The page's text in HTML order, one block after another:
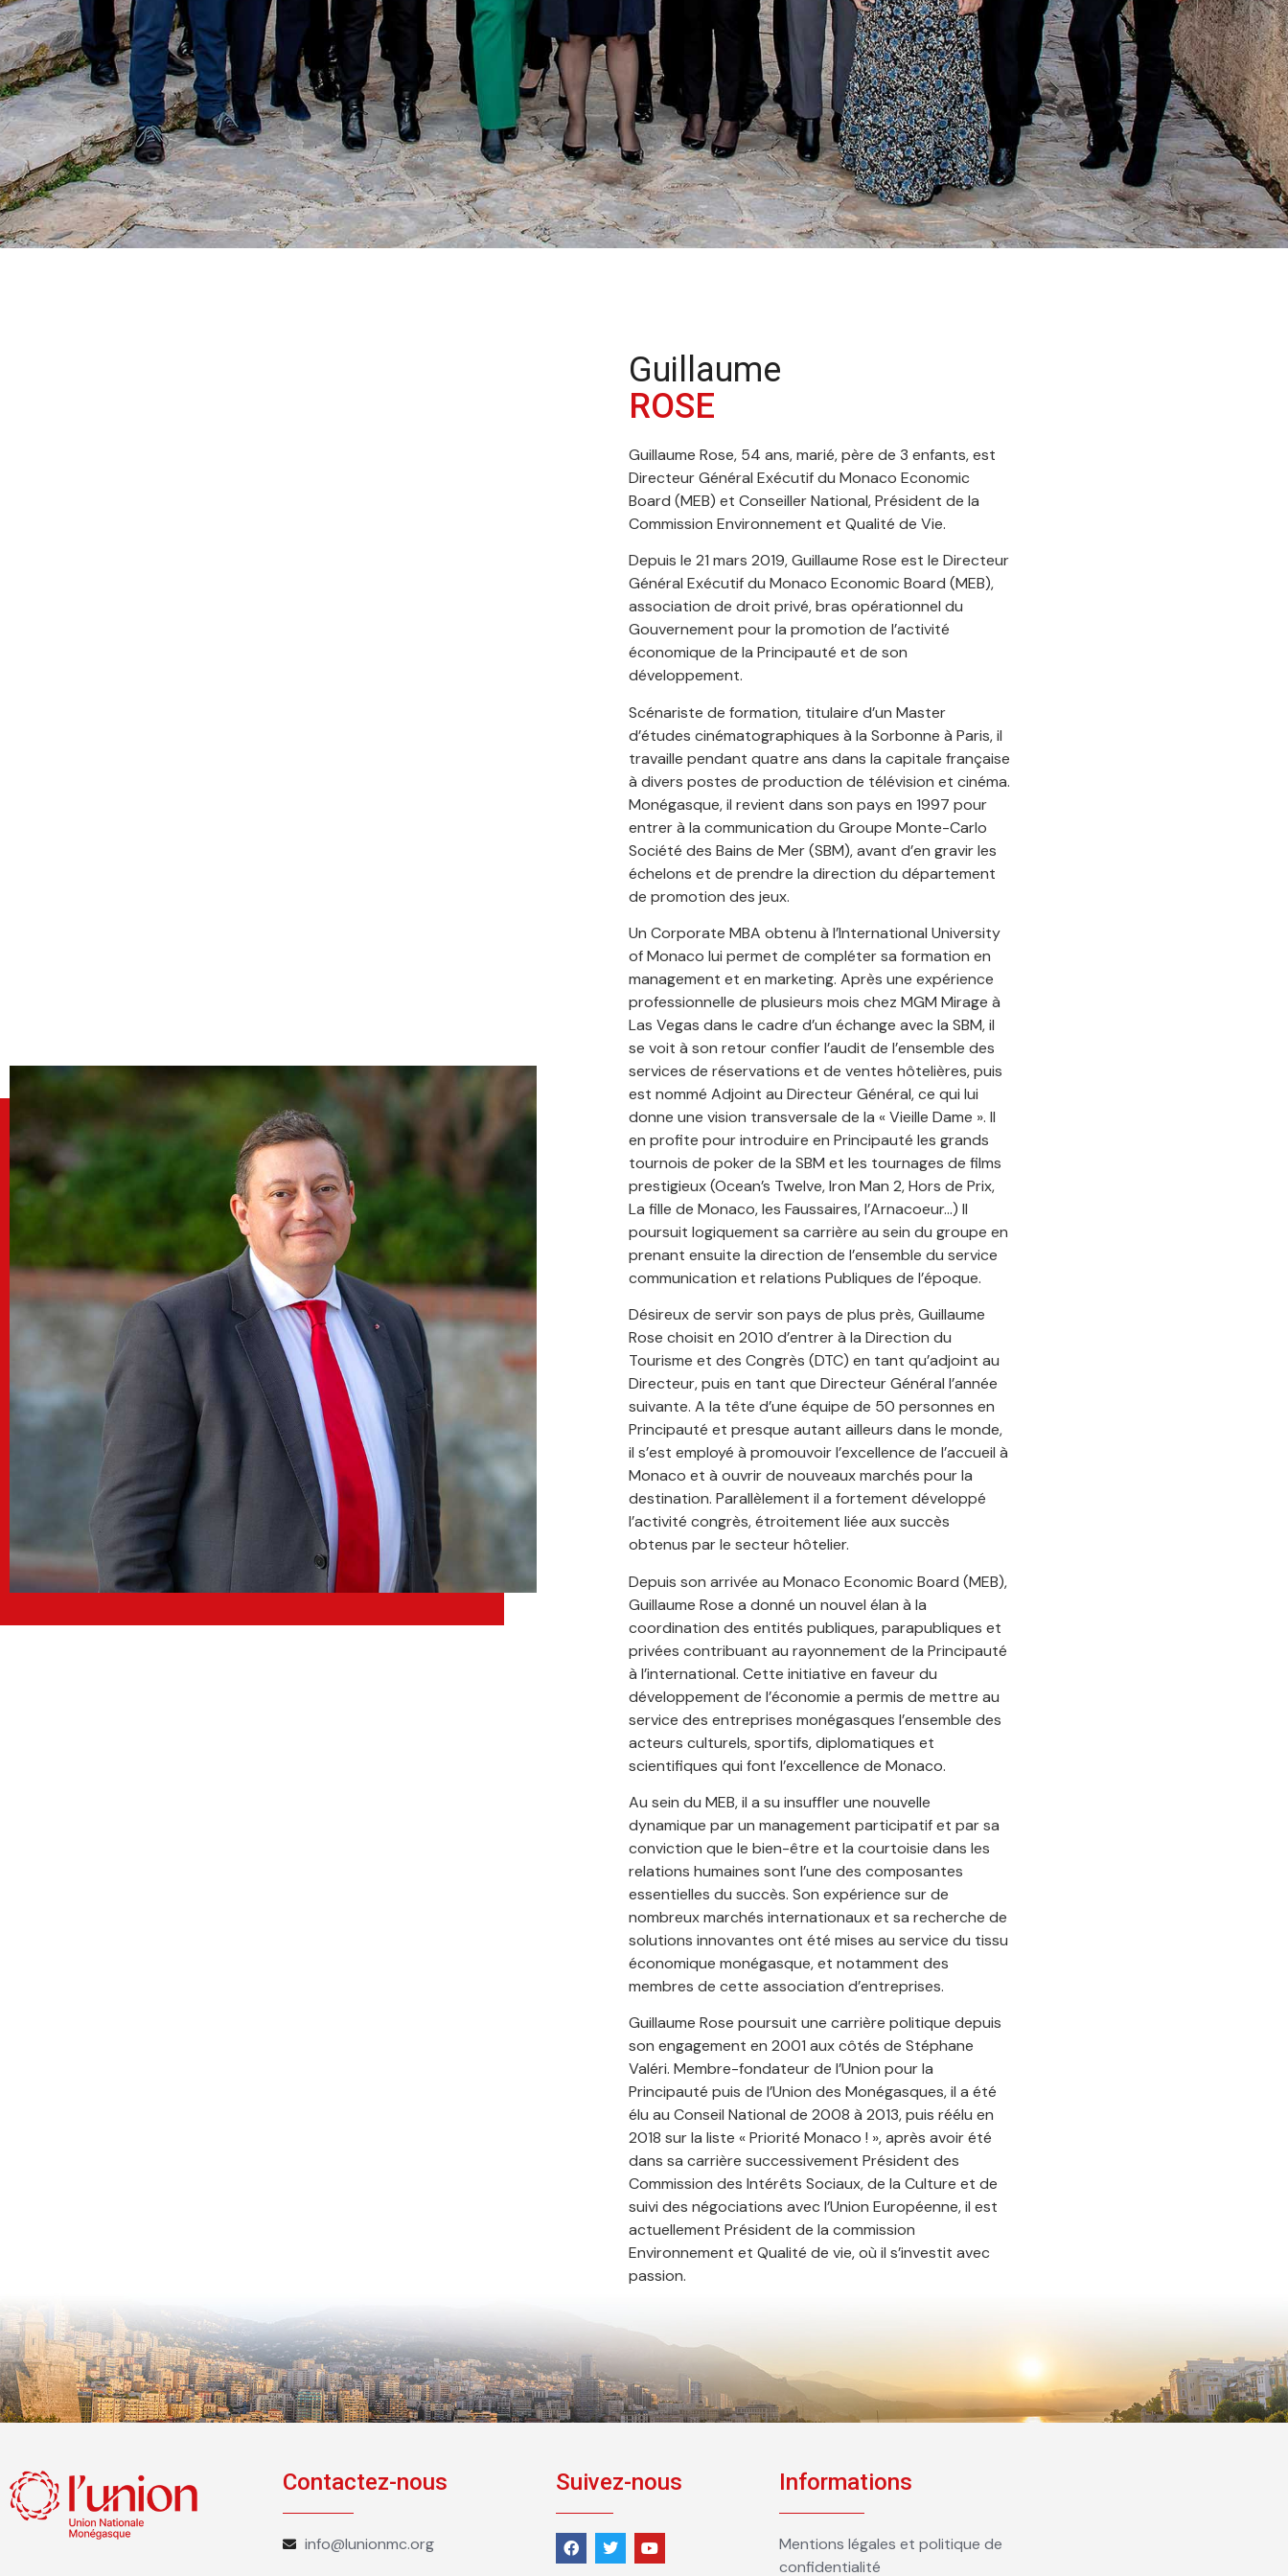
Guillaume
ROSE
Guillaume Rose, 54 ans, marié, père de 3 enfants, est
Directeur Général Exécutif du Monaco Economic
Board (MEB) et Conseiller National, Président de la
Commission Environnement et Qualité de Vie.
Depuis le 21 mars 2019, Guillaume Rose est le Directeur
Général Exécutif du Monaco Economic Board (MEB),
association de droit privé, bras opérationnel du
Gouvernement pour la promotion de l’activité
économique de la Principauté et de son
développement.
Scénariste de formation, titulaire d’un Master
d’études cinématographiques à la Sorbonne à Paris, il
travaille pendant quatre ans dans la capitale française
à divers postes de production de télévision et cinéma.
Monégasque, il revient dans son pays en 1997 pour
entrer à la communication du Groupe Monte-Carlo
Société des Bains de Mer (SBM), avant d’en gravir les
échelons et de prendre la direction du département
de promotion des jeux.
Un Corporate MBA obtenu à l’International University
of Monaco lui permet de compléter sa formation en
management et en marketing. Après une expérience
professionnelle de plusieurs mois chez MGM Mirage à
Las Vegas dans le cadre d’un échange avec la SBM, il
se voit à son retour confier l’audit de l’ensemble des
services de réservations et de ventes hôtelières, puis
est nommé Adjoint au Directeur Général, ce qui lui
donne une vision transversale de la « Vieille Dame ». Il
en profite pour introduire en Principauté les grands
tournois de poker de la SBM et les tournages de films
prestigieux (Ocean’s Twelve, Iron Man 2, Hors de Prix,
La fille de Monaco, les Faussaires, l’Arnacoeur…) Il
poursuit logiquement sa carrière au sein du groupe en
prenant ensuite la direction de l’ensemble du service
communication et relations Publiques de l’époque.
Désireux de servir son pays de plus près, Guillaume
Rose choisit en 2010 d’entrer à la Direction du
Tourisme et des Congrès (DTC) en tant qu’adjoint au
Directeur, puis en tant que Directeur Général l’année
suivante. A la tête d’une équipe de 50 personnes en
Principauté et presque autant ailleurs dans le monde,
il s’est employé à promouvoir l’excellence de l’accueil à
Monaco et à ouvrir de nouveaux marchés pour la
destination. Parallèlement il a fortement développé
l’activité congrès, étroitement liée aux succès
obtenus par le secteur hôtelier.
Depuis son arrivée au Monaco Economic Board (MEB),
Guillaume Rose a donné un nouvel élan à la
coordination des entités publiques, parapubliques et
privées contribuant au rayonnement de la Principauté
à l’international. Cette initiative en faveur du
développement de l’économie a permis de mettre au
service des entreprises monégasques l’ensemble des
acteurs culturels, sportifs, diplomatiques et
scientifiques qui font l’excellence de Monaco.
Au sein du MEB, il a su insuffler une nouvelle
dynamique par un management participatif et par sa
conviction que le bien-être et la courtoisie dans les
relations humaines sont l’une des composantes
essentielles du succès. Son expérience sur de
nombreux marchés internationaux et sa recherche de
solutions innovantes ont été mises au service du tissu
économique monégasque, et notamment des
membres de cette association d’entreprises.
Guillaume Rose poursuit une carrière politique depuis
son engagement en 2001 aux côtés de Stéphane
Valéri. Membre-fondateur de l’Union pour la
Principauté puis de l’Union des Monégasques, il a été
élu au Conseil National de 2008 à 2013, puis réélu en
2018 sur la liste « Priorité Monaco ! », après avoir été
dans sa carrière successivement Président des
Commission des Intérêts Sociaux, de la Culture et de
suivi des négociations avec l’Union Européenne, il est
actuellement Président de la commission
Environnement et Qualité de vie, où il s’investit avec
passion.
Contactez-nous
info@lunionmc.org
Suivez-nous Informations
Mentions légales et politique de
confidentialité